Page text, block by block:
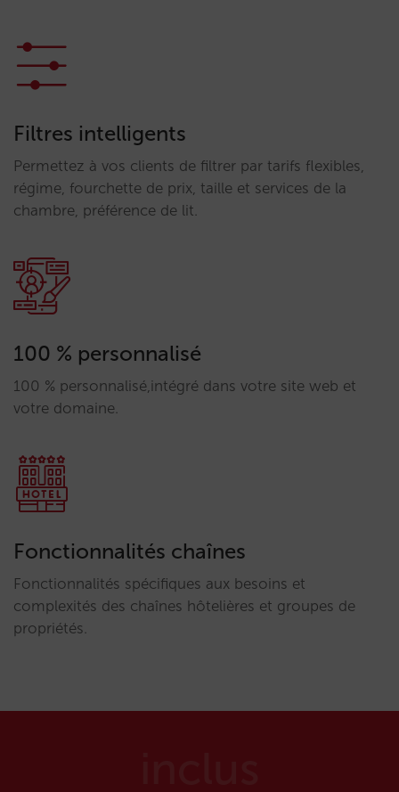
Filtres intelligents
Permettez à vos clients de filtrer par tarifs flexibles,
régime, fourchette de prix, taille et services de la
chambre, préférence de lit.
100 % personnalisé
100 % personnalisé,intégré dans votre site web et
votre domaine.
Fonctionnalités chaînes
Fonctionnalités spécifiques aux besoins et
complexités des chaînes hôtelières et groupes de
propriétés.